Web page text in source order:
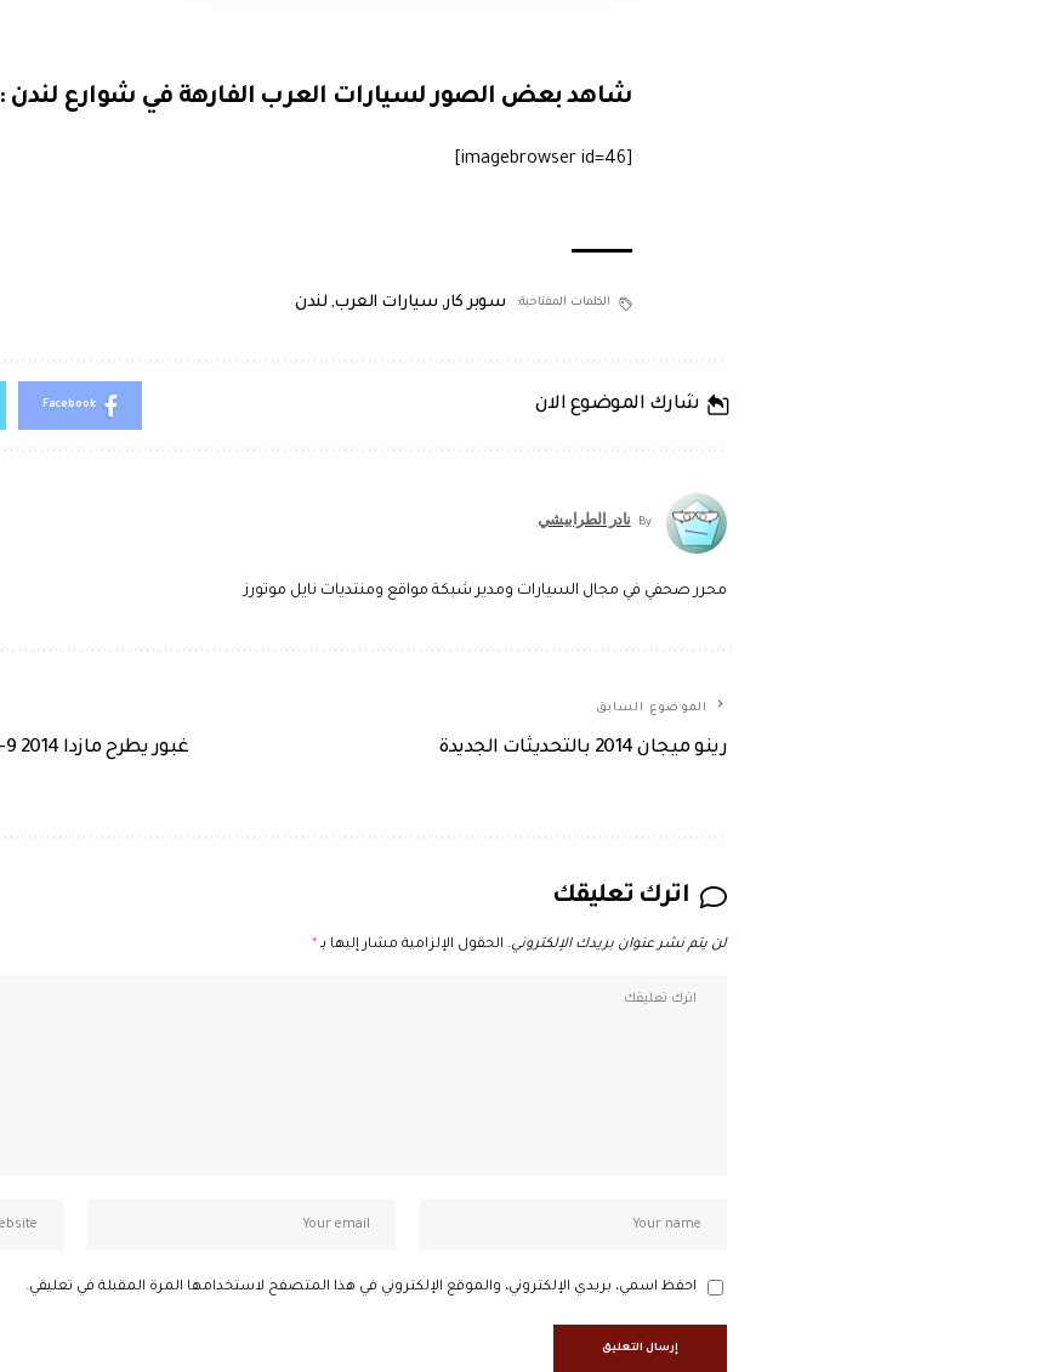
شاهد بعض الصور لسيارات العرب الفارهة في شوارع لندن :
[imagebrowser id=46]
الكلمات المفتاحية: سوبر كار, سيارات العرب, لندن
شارك الموضوع الان Facebook
By نادر الطرابيشي
محرر صحفي في مجال السيارات ومدير شبكة مواقع ومنتديات نايل موتورز
الموضوع السابق
رينو ميجان 2014 بالتحديثات الجديدة
اترك تعليقك
لن يتم نشر عنوان بريدك الإلكتروني. الحقول الإلزامية مشار إليها بـ*
احفظ اسمي، بريدي الإلكتروني، والموقع الإلكتروني في هذا المتصفح لاستخدامها المرة المقبلة في تعليقي.